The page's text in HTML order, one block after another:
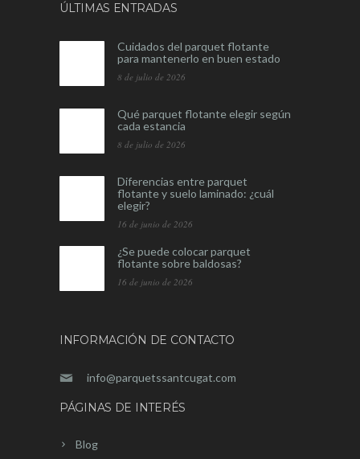
ÚLTIMAS ENTRADAS
Cuidados del parquet flotante
para mantenerlo en buen estado
8 de julio de 2026
Qué parquet flotante elegir según
cada estancia
8 de julio de 2026
Diferencias entre parquet
flotante y suelo laminado: ¿cuál
elegir?
16 de junio de 2026
¿Se puede colocar parquet
flotante sobre baldosas?
16 de junio de 2026
INFORMACIÓN DE CONTACTO
info@parquetssantcugat.com
PÁGINAS DE INTERÉS
Blog